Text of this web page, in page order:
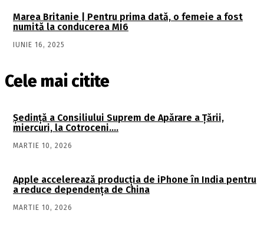
Marea Britanie | Pentru prima dată, o femeie a fost
numită la conducerea MI6
IUNIE 16, 2025
Cele mai citite
Şedinţă a Consiliului Suprem de Apărare a Ţării,
miercuri, la Cotroceni….
MARTIE 10, 2026
Apple accelerează producția de iPhone în India pentru
a reduce dependența de China
MARTIE 10, 2026